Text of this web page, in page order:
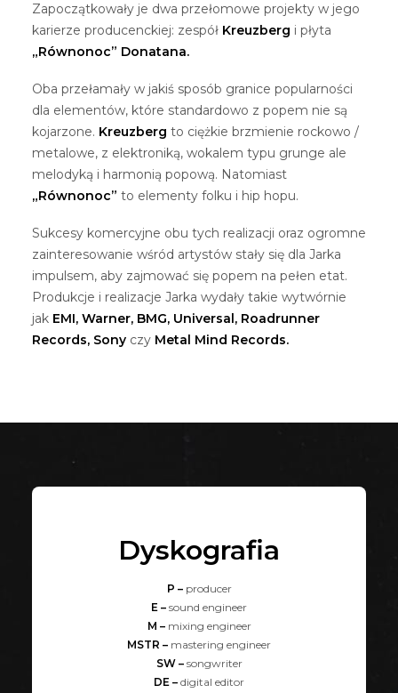
Zapoczątkowały je dwa przełomowe projekty w jego
karierze producenckiej: zespół Kreuzberg i płyta
„Równonoc” Donatana.
Oba przełamały w jakiś sposób granice popularności
dla elementów, które standardowo z popem nie są
kojarzone. Kreuzberg to ciężkie brzmienie rockowo /
metalowe, z elektroniką, wokalem typu grunge ale
melodyką i harmonią popową. Natomiast
„Równonoc” to elementy folku i hip hopu.
Sukcesy komercyjne obu tych realizacji oraz ogromne
zainteresowanie wśród artystów stały się dla Jarka
impulsem, aby zajmować się popem na pełen etat.
Produkcje i realizacje Jarka wydały takie wytwórnie
jak EMI, Warner, BMG, Universal, Roadrunner
Records, Sony czy Metal Mind Records.
Dyskografia
P – producer
E – sound engineer
M – mixing engineer
MSTR – mastering engineer
SW – songwriter
DE – digital editor